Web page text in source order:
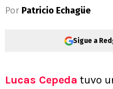
Por Patricio Echagüe
Sigue a
Lucas Cepeda tuvo